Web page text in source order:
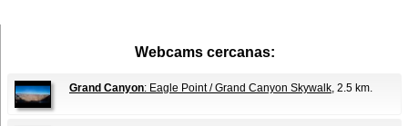
Webcams cercanas:
Grand Canyon: Eagle Point / Grand Canyon Skywalk, 2.5 km.